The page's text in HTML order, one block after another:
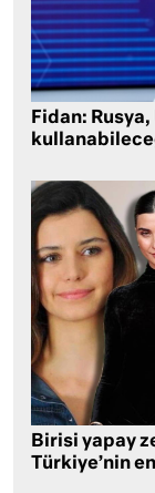
Fidan:
Birisi yapay
Türkiye’nin